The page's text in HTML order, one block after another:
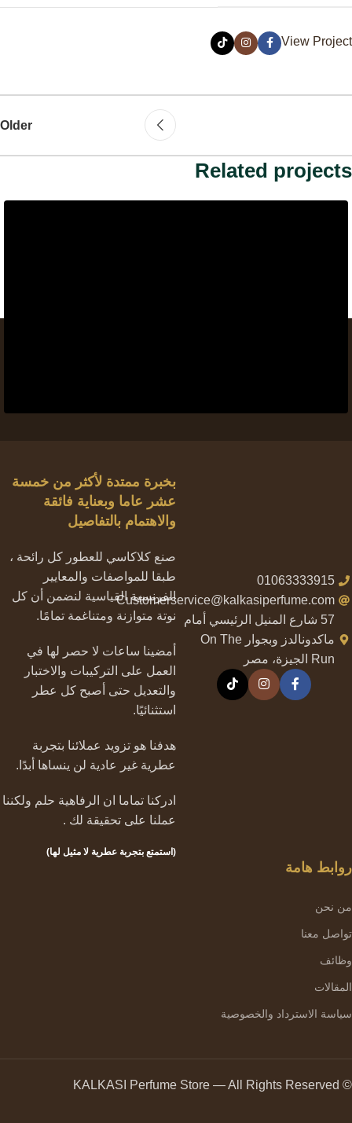
View Project
Older
Related projects
01063333915
Customerservice@kalkasiperfume.com
57 شارع المنيل الرئيسي أمام
ماكدونالدز وبجوار On The
Run الجيزة، مصر
بخبرة ممتدة لأكثر من خمسة
عشر عاما وبعناية فائقة
والاهتمام بالتفاصيل
صنع كلاكاسي للعطور كل رائحة ،
طبقا للمواصفات والمعايير
الفرنسية القياسية لنضمن أن كل
نوتة متوازنة ومتناغمة تمامًا.
أمضينا ساعات لا حصر لها في
العمل على التركيبات والاختبار
والتعديل حتى أصبح كل عطر
استثنائيًا.
هدفنا هو تزويد عملائنا بتجربة
عطرية غير عادية لن ينساها أبدًا.
ادركنا تماما ان الرفاهية حلم ولكننا
عملنا على تحقيقة لك .
(استمتع بتجربة عطرية لا مثيل لها)
روابط هامة
من نحن
تواصل معنا
وظائف
المقالات
سياسة الاسترداد والخصوصية
© KALKASI Perfume Store — All Rights Reserved